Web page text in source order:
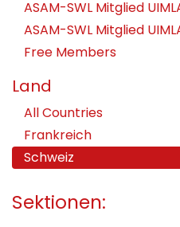
ASAM-SWL Mitglied
ASAM-SWL Mitglied
Free Members
Land
All Countries
Frankreich
Schweiz
Sektionen: